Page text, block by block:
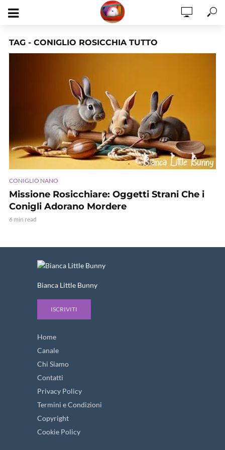
TAG - CONIGLIO ROSICCHIA TUTTO
CONIGLIO NANO
Missione Rosicchiare: Oggetti Strani Che i
Conigli Adorano Mordere
6 min read
Bianca Little Bunny
ISCRIVITI
Home
Canale
Chi Siamo
Contatti
Privacy Policy
Termini e Condizioni
Copyright
Cookie Policy